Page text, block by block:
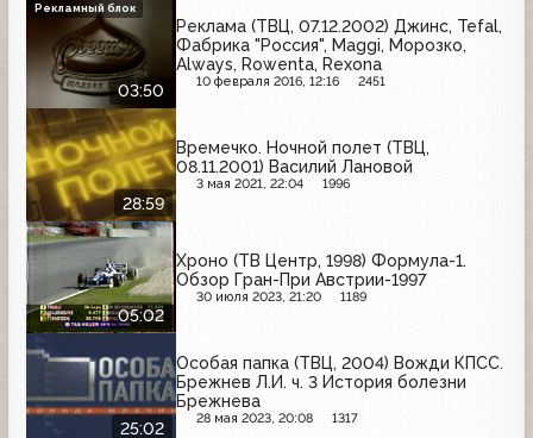
03:50
Реклама (ТВЦ, 07.12.2002) Джинс, Tefal,
Фабрика "Россия", Maggi, Морозко,
Always, Rowenta, Rexona
10 февраля 2016, 12:16 2451
Рекламный блок
28:59
Времечко. Ночной полет (ТВЦ,
08.11.2001) Василий Лановой
3 мая 2021, 22:04 1996
05:02
Хроно (ТВ Центр, 1998) Формула-1.
Обзор Гран-При Австрии-1997
30 июля 2023, 21:20 1189
25:02
Особая папка (ТВЦ, 2004) Вожди КПСС.
Брежнев Л.И. ч. 3 История болезни
Брежнева
28 мая 2023, 20:08 1317